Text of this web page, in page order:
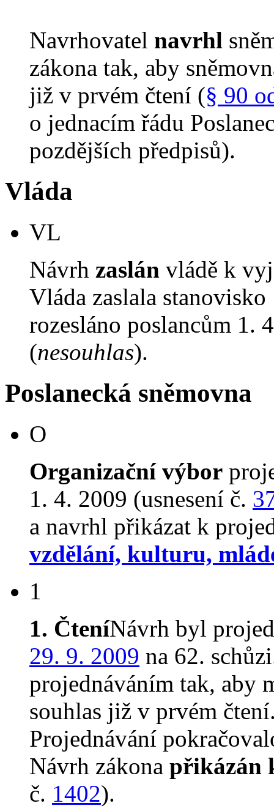
Navrhovatel navrhl
zákona tak, aby
již v prvém čtení (§ 90
o jednacím řádu
pozdějších předpisů).
Vláda
VL
Návrh zaslán vládě k
Vláda zaslala
rozesláno poslancům 1.
(nesouhlas).
Poslanecká sněmovna
O
Organizační výbor
1. 4. 2009 (usnesení č.
a navrhl přikázat k
vzdělání, kulturu,
1
1. ČteníNávrh byl
29. 9. 2009 na 62.
projednáváním tak, aby
souhlas již v prvém
Projednávání
Návrh zákona přikázán
č. 1402).